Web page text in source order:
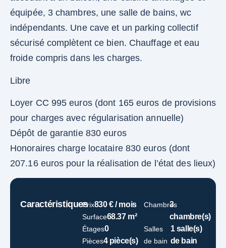
équipée, 3 chambres, une salle de bains, wc
indépendants. Une cave et un parking collectif
sécurisé complètent ce bien. Chauffage et eau
froide compris dans les charges.
Libre
Loyer CC 995 euros (dont 165 euros de provisions
pour charges avec régularisation annuelle)
Dépôt de garantie 830 euros
Honoraires charge locataire 830 euros (dont
207.16 euros pour la réalisation de l’état des lieux)
CaractéristiquesPrix830 € / mois
Surface68.37 m²
Étages0
Pièces4 pièce(s)
Chambres
3
chambre(s)
Salles
de bain
1 salle(s)
de bain